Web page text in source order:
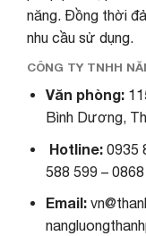
năng. Đồng thời
nhu cầu sử dụng.
CÔNG TY TNHH
Văn phòng:
Bình Dương,
Hotline: 0935
588 599 –
Email: